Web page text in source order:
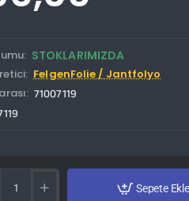
STOKLARIMIZDA
FelgenFolie / Jantfolyo
71007119
Sepete Ekle